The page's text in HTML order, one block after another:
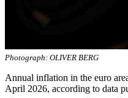
Photograph: OLIVER BERG
Annual inflation in the euro
April 2026, according to data